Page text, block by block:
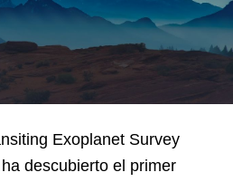
Exoplanet Survey
descubierto el primer